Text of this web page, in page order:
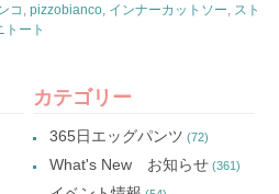
コ ,pizzobianco インナーカットソー
スト
トート
カテゴリー
365日エッグパンツ (72)
What's New お知らせ(361)